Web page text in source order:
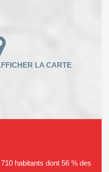
habitants dont 56 % des